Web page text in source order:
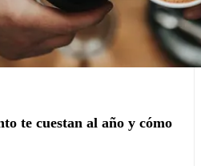
te cuestan al año y cómo